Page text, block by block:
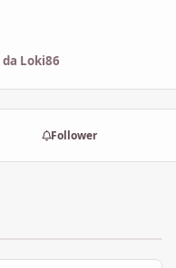
da Loki86
Follower